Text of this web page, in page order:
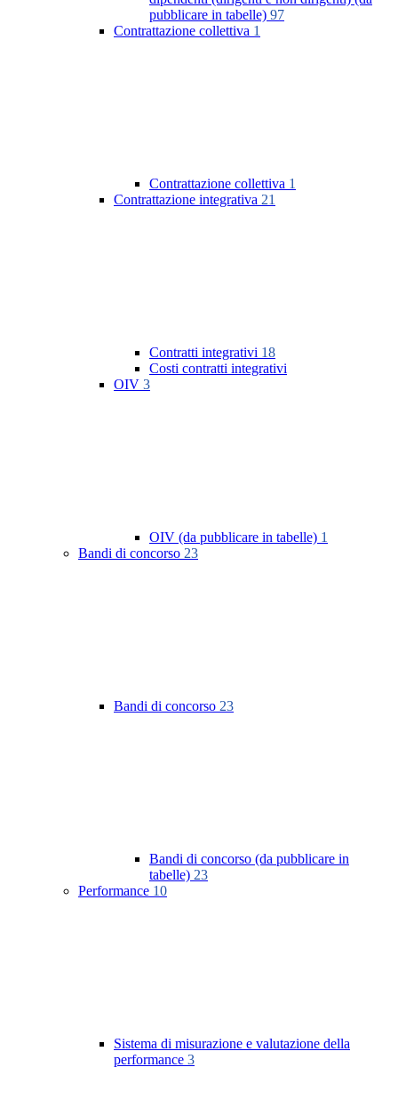
pubblicare in tabelle) 97
Contrattazione collettiva 1
Contrattazione collettiva 1
Contrattazione integrativa 21
Contratti integrativi 18
Costi contratti integrativi
OIV 3
OIV (da pubblicare in tabelle) 1
Bandi di concorso 23
Bandi di concorso 23
Bandi di concorso (da pubblicare in
tabelle) 23
Performance 10
Sistema di misurazione e valutazione della
performance 3